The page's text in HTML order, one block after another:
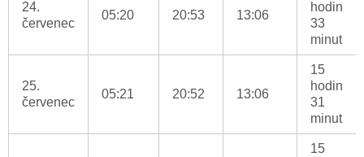
24.
červenec
05:20 20:53 13:06
hodin
33
minut
25.
červenec
05:21 20:52 13:06
15
hodin
31
minut
15